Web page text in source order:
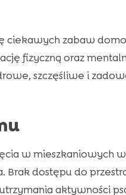
ciekawych zabaw
fizyczną oraz
szczęśliwe i
w mieszkaniowych
Brak dostępu do
aktywności